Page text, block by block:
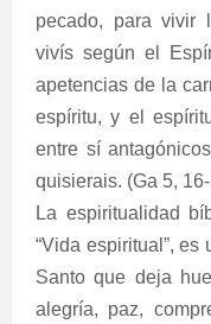
pecado, para vivir
vivís según el
apetencias de la
espíritu, y el
entre sí
quisierais. (Ga 5,
La espiritualidad
“Vida espiritual”,
Santo que deja
alegría, paz,